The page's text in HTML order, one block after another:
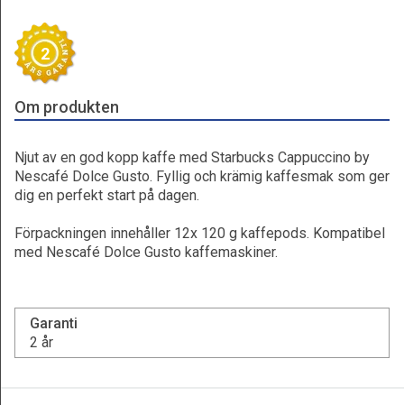
2
Om produkten
Njut av en god kopp kaffe med Starbucks Cappuccino by
Nescafé Dolce Gusto. Fyllig och krämig kaffesmak som ger
dig en perfekt start på dagen.
Förpackningen innehåller 12x 120 g kaffepods. Kompatibel
med Nescafé Dolce Gusto kaffemaskiner.
Garanti
2 år